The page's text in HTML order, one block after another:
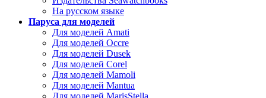
На русском языке
Паруса для моделей
Для моделей Amati
Для моделей Occre
Для моделей Dusek
Для моделей Corel
Для моделей Mamoli
Для моделей Mantua
Для моделей MarisStella